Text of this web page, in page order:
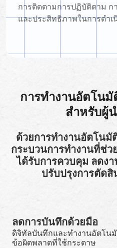
การติดตามการปฏิบัติตาม ก
และประสิทธิภาพในการดำเ
การทำงานอัตโน
สำหรับผู้
ด้วยการทำงานอัตโนมั
กระบวนการทำงานที่ช่
ได้รับการควบคุม ลดง
ปรับปรุงการตัดสิ
ลดการบันทึกด้วยมือ
ดิจิทัลบันทึกและทำงานอัตโน
ข้อผิดพลาดที่ใช้กระดาษ